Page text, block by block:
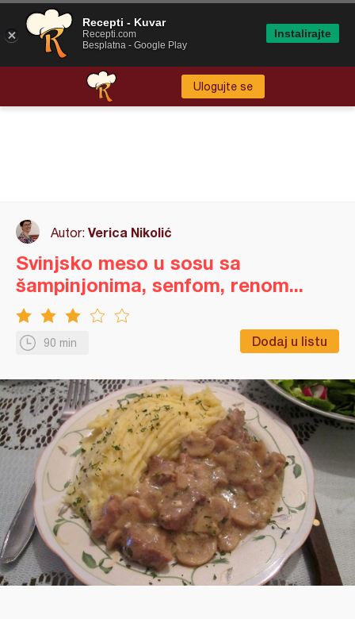
Ulogujte se
Autor: Verica Nikolić
90 min Dodaj u listu
Svinjsko meso u sosu sa
šampinjonima, senfom, renom...
Recepti - Kuvar
Recepti.com
Besplatna - Google Play
Instalirajte